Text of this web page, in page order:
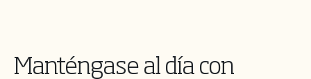
Manténgase al día con